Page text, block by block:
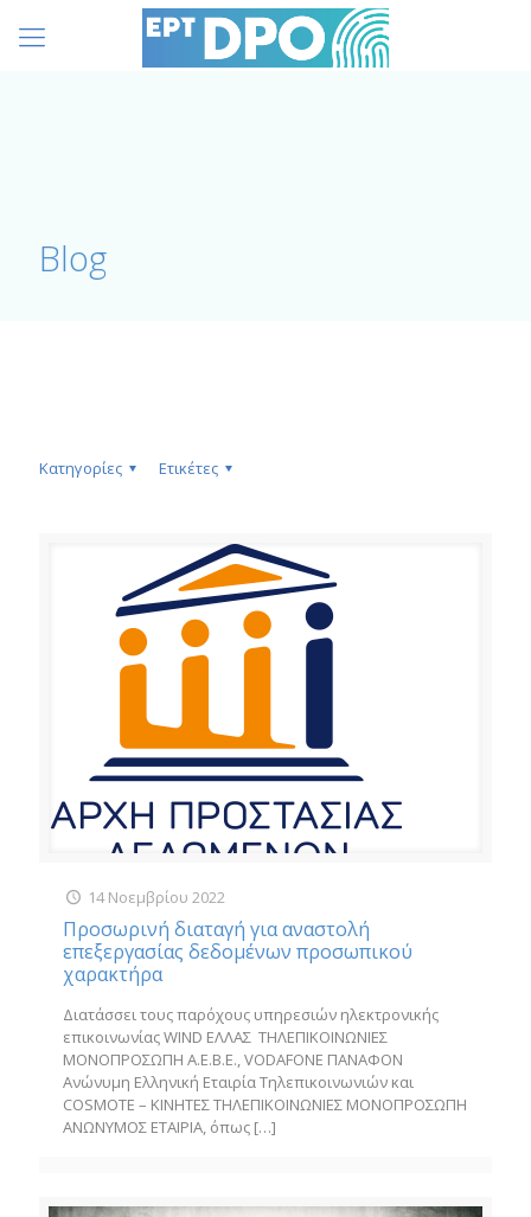
Blog
Κατηγορίες Ετικέτες
14 Νοεμβρίου 2022
Προσωρινή διαταγή για αναστολή
επεξεργασίας δεδομένων προσωπικού
χαρακτήρα
Διατάσσει τους παρόχους υπηρεσιών ηλεκτρονικής
επικοινωνίας WIND ΕΛΛΑΣ ΤΗΛΕΠΙΚΟΙΝΩΝΙΕΣ
ΜΟΝΟΠΡΟΣΩΠΗ Α.Ε.Β.Ε., VODAFONE ΠΑΝΑΦΟΝ
Ανώνυμη Ελληνική Εταιρία Τηλεπικοινωνιών και
COSMOTE – ΚΙΝΗΤΕΣ ΤΗΛΕΠΙΚΟΙΝΩΝΙΕΣ ΜΟΝΟΠΡΟΣΩΠΗ
ΑΝΩΝΥΜΟΣ ΕΤΑΙΡΙΑ, όπως […]